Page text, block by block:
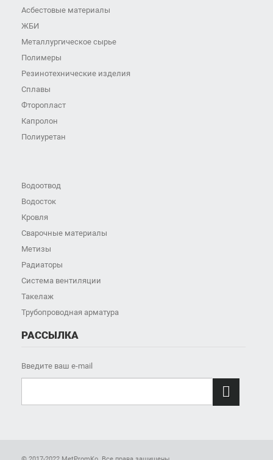
Асбестовые материалы
ЖБИ
Металлургическое сырье
Полимеры
Резинотехнические изделия
Сплавы
Фторопласт
Капролон
Полиуретан
Водоотвод
Водосток
Кровля
Сварочные материалы
Метизы
Радиаторы
Система вентиляции
Такелаж
Трубопроводная арматура
РАССЫЛКА
Введите ваш e-mail
